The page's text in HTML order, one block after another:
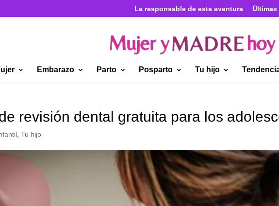
La responsable de esta aventura
Embarazo Parto Posparto Tu hijo
revisión dental gratuita para los
,Tu hijo